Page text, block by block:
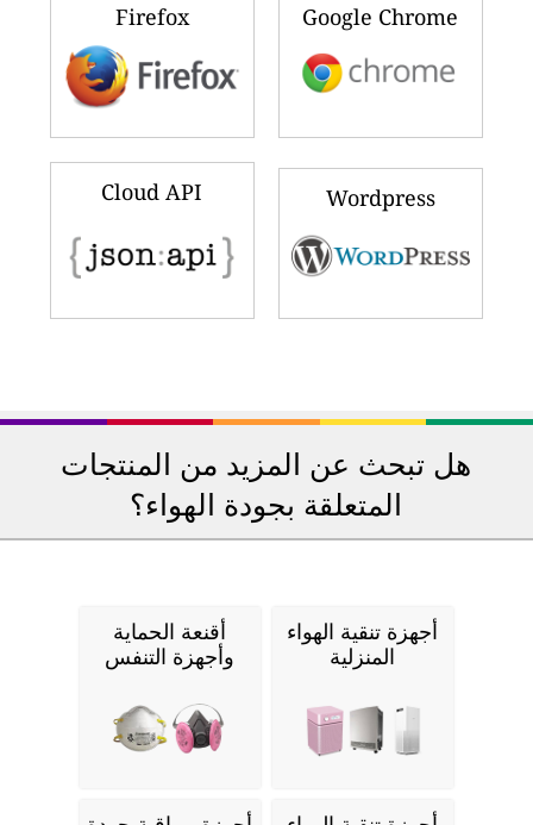
Google Chrome
Firefox
Wordpress
Cloud API
هل تبحث عن المزيد من المنتجات
المتعلقة بجودة الهواء؟
أجهزة تنقية الهواء
المنزلية
أقنعة الحماية
وأجهزة التنفس